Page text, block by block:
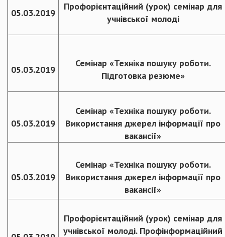
05.03.2019
Профорієнтаційний (урок) семінар для
учнівської молоді
05.03.2019
Семінар «Техніка пошуку роботи.
Підготовка резюме»
05.03.2019
Семінар «Техніка пошуку роботи.
Використання джерел інформації про
вакансії»
05.03.2019
Семінар «Техніка пошуку роботи.
Використання джерел інформації про
вакансії»
Профорієнтаційний (урок) семінар для
учнівської молоді. Профінформаційний